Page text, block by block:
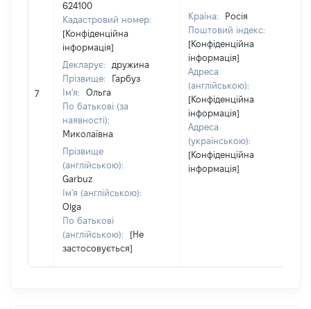
7
624100
Кадастровий номер:
[Конфіденційна
інформація]
Декларує:
дружина
Прізвище:
Гарбуз
Ім'я:
Ольга
По батькові (за
наявності):
Миколаївна
Прізвище
(англійською):
Garbuz
Ім'я (англійською):
Olga
По батькові
(англійською):
[Не
застосовується]
Країна:
Росія
Поштовий індекс:
[Конфіденційна
інформація]
Адреса
(англійською):
[Конфіденційна
інформація]
Адреса
(українською):
[Конфіденційна
інформація]